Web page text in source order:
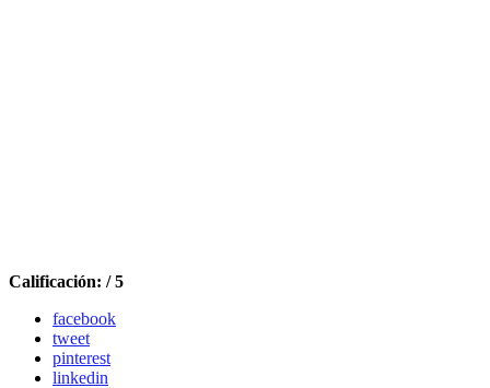
Calificación: / 5
facebook
tweet
pinterest
linkedin